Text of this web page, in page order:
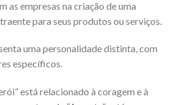
as empresas na criação de uma
para seus produtos ou serviços.
uma personalidade distinta, com
específicos.
está relacionado à coragem e à